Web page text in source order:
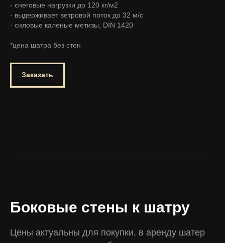
- снеговые нагрузки до 120 кг/м2
- выдерживает ветровой поток до 32 м/с
- силовые каленые метизы, DIN 1420
*цена шатра без стен
Заказать
Боковые стены к шатру
Цены актуальны для покупки, в аренду шатер